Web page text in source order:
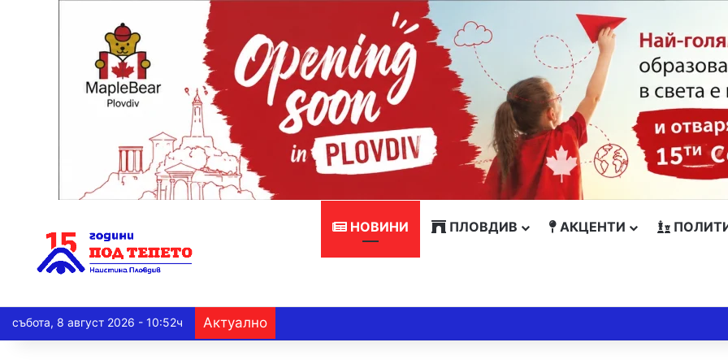
НОВИНИ ПЛОВДИВ АКЦЕНТИ
събота, 8 август 2026 - 10:52ч Актуално